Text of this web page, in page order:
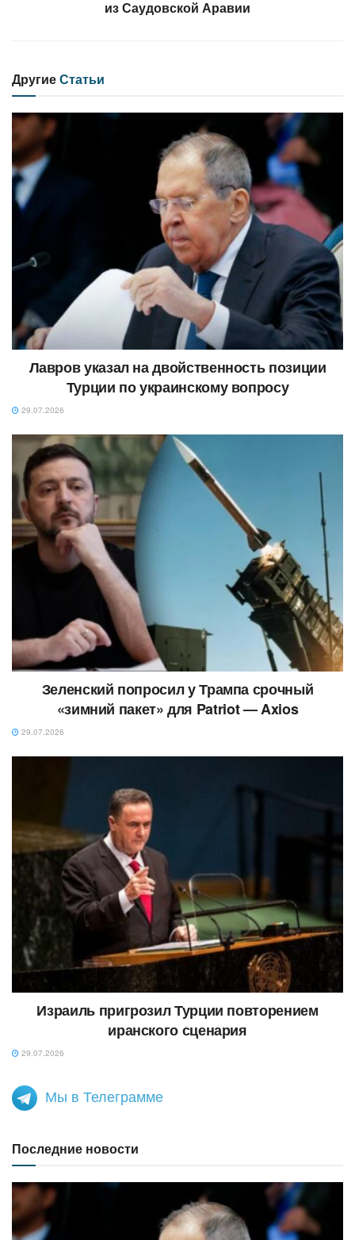
из Саудовской Аравии
ДругиеСтатьи
Лавров указал на двойственность позиции
Турции по украинскому вопросу
29.07.2026
Зеленский попросил у Трампа срочный
«зимний пакет» для Patriot — Axios
29.07.2026
Израиль пригрозил Турции повторением
иранского сценария
29.07.2026
Мы в Телеграмме
Последние новости